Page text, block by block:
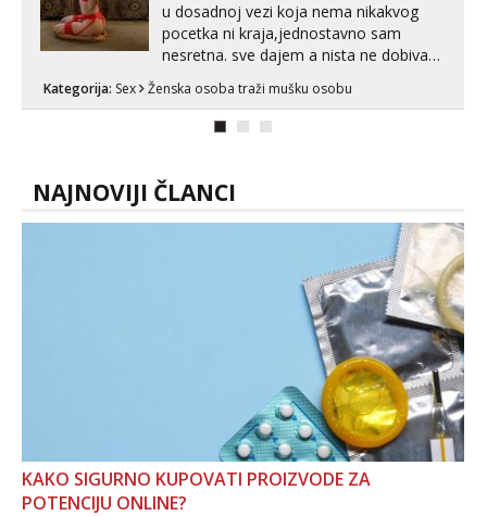
u dosadnoj vezi koja nema nikakvog
pocetka ni kraja,jednostavno sam
nesretna. sve dajem a nista ne dobivam
zadovoljiti moje potrebe,ne trazim puno
samo malo njeznosti i razumjevanja.
muskar...
Kategorija: Sex Ženska osoba traži mušku osobu
NAJNOVIJI ČLANCI
KAKO SIGURNO KUPOVATI PROIZVODE ZA
POTENCIJU ONLINE?